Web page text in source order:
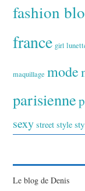
fashion
france girl
maquillage mode
parisienne
sexy street style
Le blog de Denis